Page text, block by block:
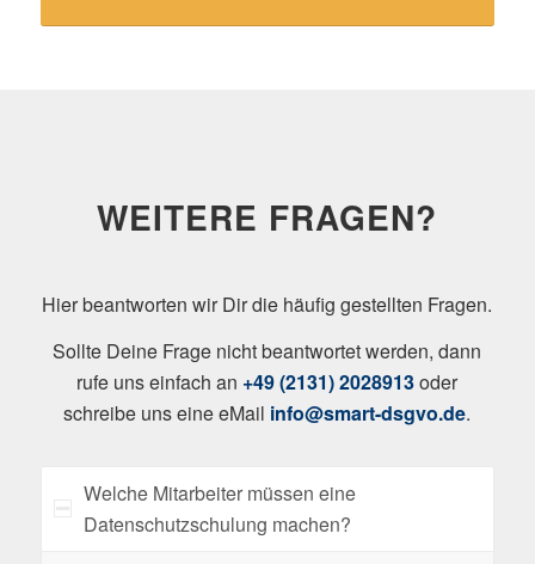
WEITERE FRAGEN?
Hier beantworten wir Dir die häufig gestellten Fragen.
Sollte Deine Frage nicht beantwortet werden, dann
rufe uns einfach an +49 (2131) 2028913oder
schreibe uns eine eMail info@smart-dsgvo.de.
Welche Mitarbeiter müssen eine
Datenschutzschulung machen?